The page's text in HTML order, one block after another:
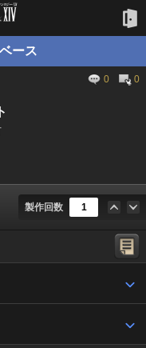
ース
0
0
製作回数